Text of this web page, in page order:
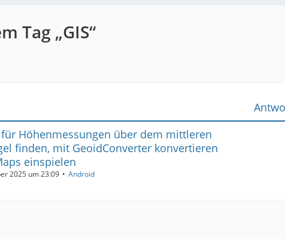
Tag „GIS“
Höhenmessungen über dem mittleren
finden, mit GeoidConverter konvertieren
einspielen
2025 um 23:09 Android